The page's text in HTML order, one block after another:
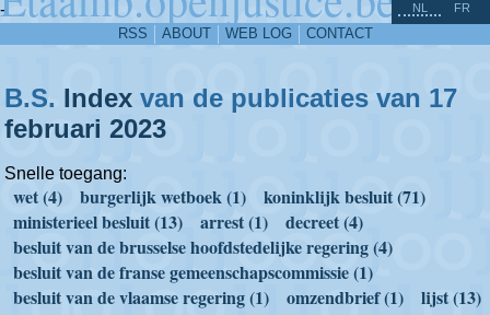
-
RSS ABOUT WEB LOG CONTACT
NL FR
B.S. Index van de publicaties van 17
februari 2023
Snelle toegang:
wet (4) burgerlijk wetboek (1)
koninklijk besluit (71)
ministerieel besluit (13)
arrest (1)
decreet (4)
besluit van de brusselse hoofdstedelijke regering (4)
besluit van de franse gemeenschapscommissie (1)
besluit van de vlaamse regering (1)
omzendbrief (1)
lijst (13)
^